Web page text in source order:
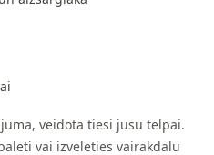
veidota tiesi jusu telpai.
vai izveleties vairakdalu